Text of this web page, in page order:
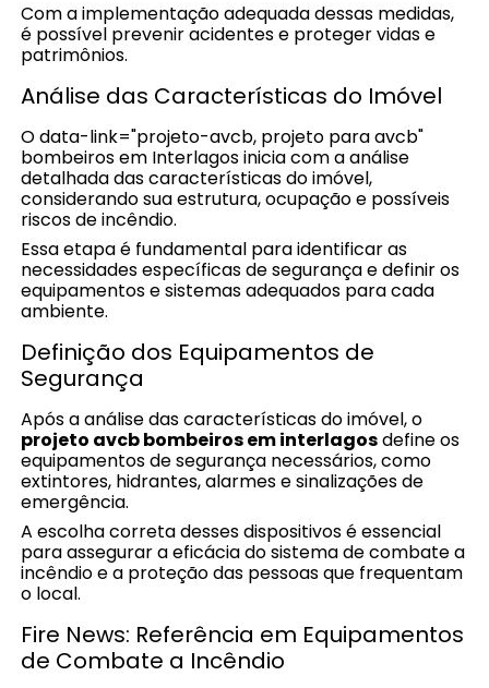
Com a implementação adequada dessas medidas,
é possível prevenir acidentes e proteger vidas e
patrimônios.
Análise das Características do Imóvel
O data-link="projeto-avcb, projeto para avcb"
bombeiros em Interlagos inicia com a análise
detalhada das características do imóvel,
considerando sua estrutura, ocupação e possíveis
riscos de incêndio.
Essa etapa é fundamental para identificar as
necessidades específicas de segurança e definir os
equipamentos e sistemas adequados para cada
ambiente.
Definição dos Equipamentos de
Segurança
Após a análise das características do imóvel, o
projeto avcb bombeiros em interlagosdefine os
equipamentos de segurança necessários, como
extintores, hidrantes, alarmes e sinalizações de
emergência.
A escolha correta desses dispositivos é essencial
para assegurar a eficácia do sistema de combate a
incêndio e a proteção das pessoas que frequentam
o local.
Fire News: Referência em Equipamentos
de Combate a Incêndio